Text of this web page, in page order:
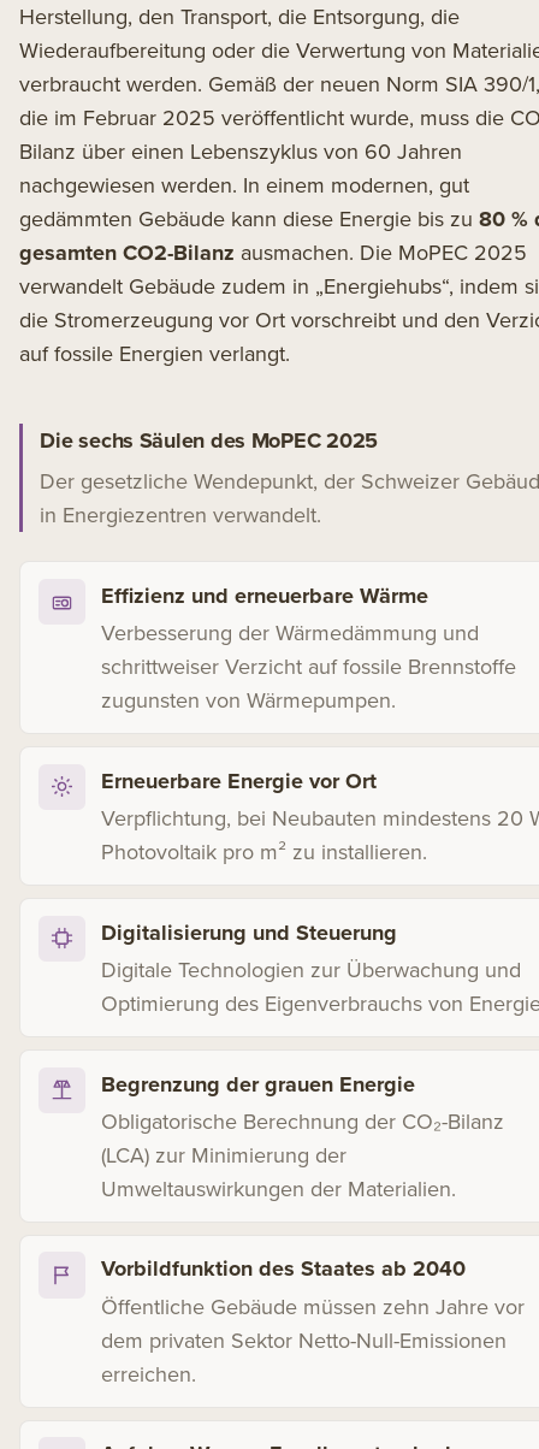
Herstellung, den Transport, die Entsorgung, die
Wiederaufbereitung oder die Verwertung von
verbraucht werden. Gemäß der neuen Norm SIA 390/1,
die im Februar 2025 veröffentlicht wurde, muss die
Bilanz über einen Lebenszyklus von 60 Jahren
nachgewiesen werden. In einem modernen, gut
gedämmten Gebäude kann diese Energie bis zu 80 %
gesamten CO2-Bilanz ausmachen. Die MoPEC 2025
verwandelt Gebäude zudem in „Energiehubs“, indem
die Stromerzeugung vor Ort vorschreibt und den
auf fossile Energien verlangt.
Die sechs Säulen des MoPEC 2025
Der gesetzliche Wendepunkt, der Schweizer
in Energiezentren verwandelt.
Effizienz und erneuerbare Wärme
Verbesserung der Wärmedämmung und
schrittweiser Verzicht auf fossile Brennstoffe
zugunsten von Wärmepumpen.
Erneuerbare Energie vor Ort
Verpflichtung, bei Neubauten mindestens 20
Photovoltaik pro m² zu installieren.
Digitalisierung und Steuerung
Digitale Technologien zur Überwachung und
Optimierung des Eigenverbrauchs von
Begrenzung der grauen Energie
Obligatorische Berechnung der CO₂-Bilanz
(LCA) zur Minimierung der
Umweltauswirkungen der Materialien.
Vorbildfunktion des Staates ab 2040
Öffentliche Gebäude müssen zehn Jahre vor
dem privaten Sektor Netto-Null-Emissionen
erreichen.